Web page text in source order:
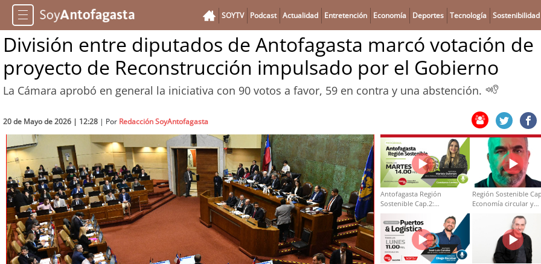
SOYTV Podcast Actualidad Entretención Economía Deportes Tecnología Sostenibilidad
División entre diputados de Antofagasta marcó votación de
proyecto de Reconstrucción impulsado por el Gobierno
La Cámara aprobó en general la iniciativa con 90 votos a favor, 59 en contra y una abstención.
20 de Mayo de 2026 | 12:28 | Por Redacción SoyAntofagasta
Antofagasta Región
Sostenible Cap.2:
Educación ambiental y
formación de capacidades
técnicas
Región Sostenible
Economía circular y